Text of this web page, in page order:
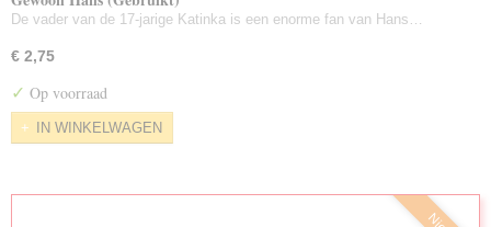
De vader van de 17-jarige Katinka is een enorme fan van Hans…
€ 2,75
✓ Op voorraad
IN WINKELWAGEN